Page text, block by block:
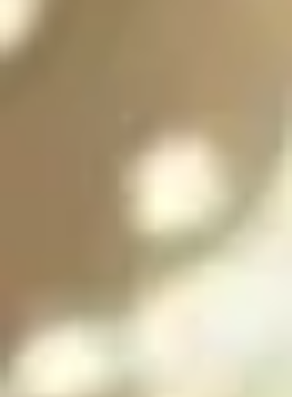
de las personas
culpables para
infierno y SOLO se
puede salir del infierno
caídos resolviendo las
paradojas infernales
de la oscuridad
Cada angel y arcángel
decide, en una